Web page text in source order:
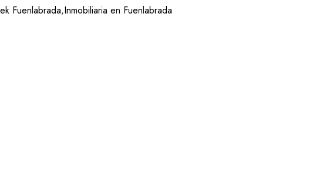
Fuenlabrada,Inmobiliaria en Fuenlabrada